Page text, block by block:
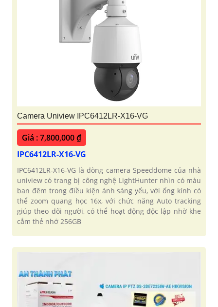
Camera Uniview IPC6412LR-X16-VG
Giá : 7,800,000 ₫
IPC6412LR-X16-VG
IPC6412LR-X16-VG là dòng camera Speeddome của nhà
uniview có trang bị công nghệ LightHunter nhìn có màu
ban đêm trong điều kiện ánh sáng yếu, với ống kính có
thể zoom quang học 16x, với chức năng Auto tracking
giúp theo dõi người, có thể hoạt động độc lập nhờ khe
cắm thẻ nhớ 256GB